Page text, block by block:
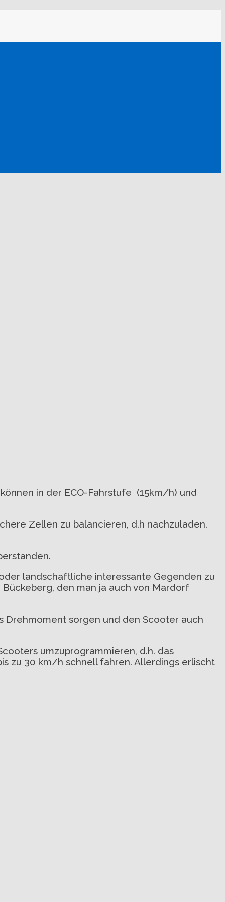
in der ECO-Fahrstufe (15km/h) und
Zellen zu balancieren, d.h nachzuladen.
landschaftliche interessante Gegenden zu
den man ja auch von Mardorf
Drehmoment sorgen und den Scooter auch
umzuprogrammieren, d.h. das
zu 30 km/h schnell fahren. Allerdings erlischt